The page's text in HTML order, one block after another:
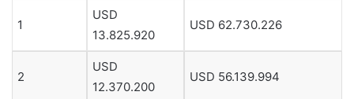
1
USD
13.825.920
USD 62.730.226
2
USD
12.370.200
USD 56.139.994